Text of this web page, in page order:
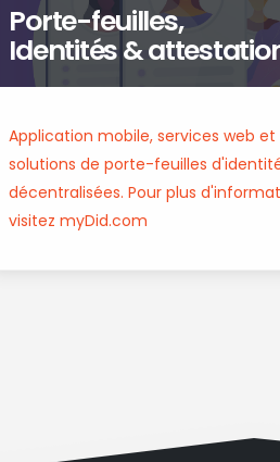
Porte-feuilles,
Identités &
Application mobile, services web et
solutions de porte-feuilles
décentralisées. Pour plus
visitez myDid.com